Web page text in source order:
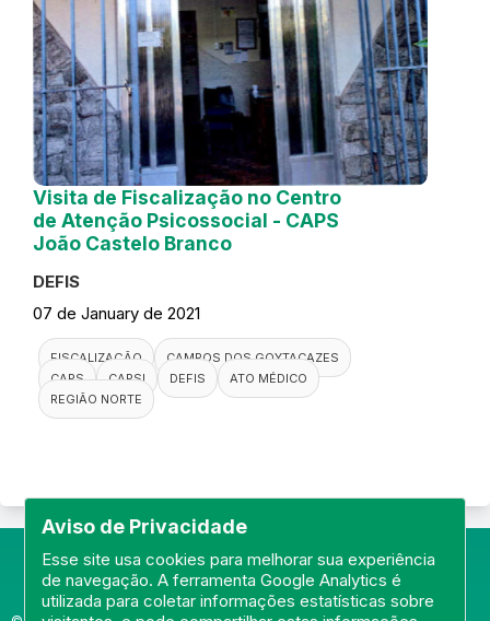
Aviso de Privacidade
Esse site usa cookies para melhorar sua experiência
de navegação. A ferramenta Google Analytics é
utilizada para coletar informações estatísticas sobre
Visita de Fiscalização no Centro
de Atenção Psicossocial - CAPS
João Castelo Branco
DEFIS
07 de January de 2021
FISCALIZAÇÃO
CAMPOS DOS GOYTACAZES
CAPS
CAPSI DEFIS
ATO MÉDICO
REGIÃO NORTE